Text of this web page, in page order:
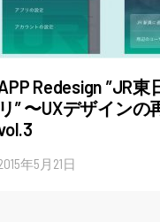
Redesign ”JR東
リ” 〜UXデザインの
年5月21日